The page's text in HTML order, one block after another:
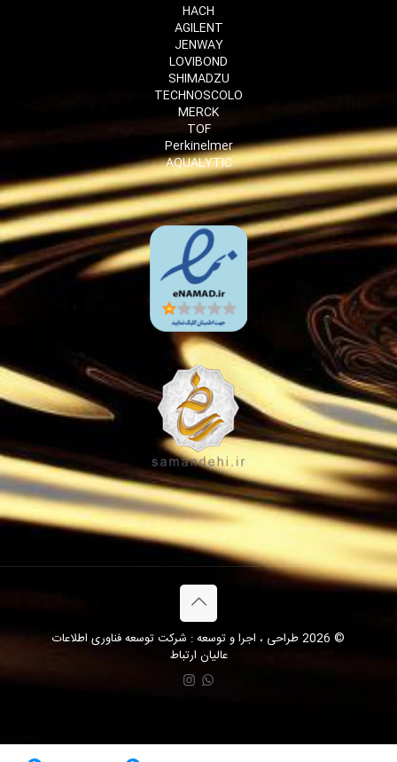
HACH
AGILENT
JENWAY
LOVIBOND
SHIMADZU
TECHNOSCOLO
MERCK
TOF
Perkinelmer
AQUALYTIC
© 2026 طراحی ، اجرا و توسعه : شرکت توسعه فناوری اطلاعات
عالیان ارتباط